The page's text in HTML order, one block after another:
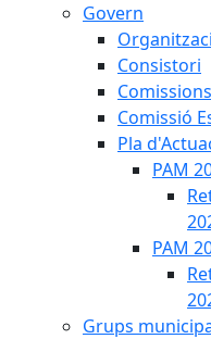
Govern
Consistori
Comissió
Pla
PAM
PAM
Grups